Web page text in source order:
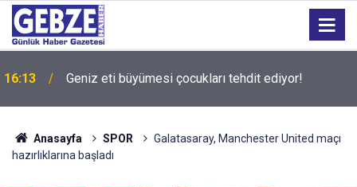
15:27 Bilişim 500 Araştırması’nın sonuçları açıklandı
Anasayfa SPOR
Galatasaray, Manchester United maçı
hazırlıklarına başladı